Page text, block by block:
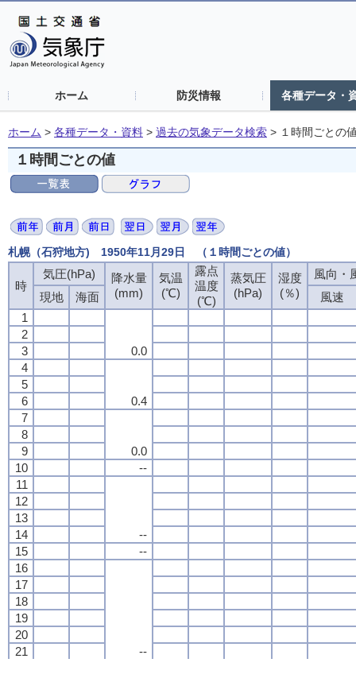
ホーム 防災情報 各種データ・
ホーム > 各種データ・資料 > 過去の気象データ検索 > １時間ごとの
１時間ごとの値
札幌（石狩地方) 1950年11月29日 （１時間ごとの値）
時
気圧(hPa)
降水量
(mm)
気温
(℃)
露点
温度
(℃)
蒸気圧
(hPa)
湿度
(％)
風向・
現地
海面
風速
1
0.0
2
3
4
0.4
5
6
7
0.0
8
9
10
--
11
--
12
13
14
15
--
16
--
17
18
19
20
21
時
気圧(hPa)
降水量
(mm)
気温
(℃)
露点
温度
(℃)
蒸気圧
(hPa)
湿度
(％)
風向・
現地
海面
風速
1
0.0
2
3
4
0.4
5
6
7
0.0
8
9
10
--
11
--
12
13
14
15
--
16
--
17
18
19
20
21
時
気圧(hPa)
降水量
(mm)
気温
(℃)
露点
温度
(℃)
蒸気圧
(hPa)
湿度
(％)
風向・
現地
海面
風速
1
0.0
2
3
4
0.4
5
6
7
0.0
8
9
10
--
11
--
12
13
14
15
--
16
--
17
18
19
20
21
時
気圧(hPa)
降水量
(mm)
気温
(℃)
露点
温度
(℃)
蒸気圧
(hPa)
湿度
(％)
風向・
現地
海面
風速
1
0.0
2
3
4
0.4
5
6
7
0.0
8
9
10
--
11
--
12
13
14
15
--
16
--
17
18
19
20
21